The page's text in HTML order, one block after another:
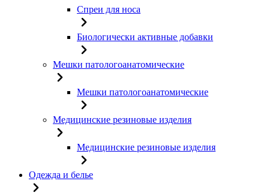
Спреи для носа
Биологически активные добавки
Мешки патологоанатомические
Мешки патологоанатомические
Медицинские резиновые изделия
Медицинские резиновые изделия
Одежда и белье